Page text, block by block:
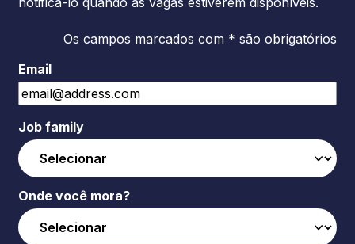
Os campos marcados com * são obrigatórios
Email
Job family
Onde você mora?